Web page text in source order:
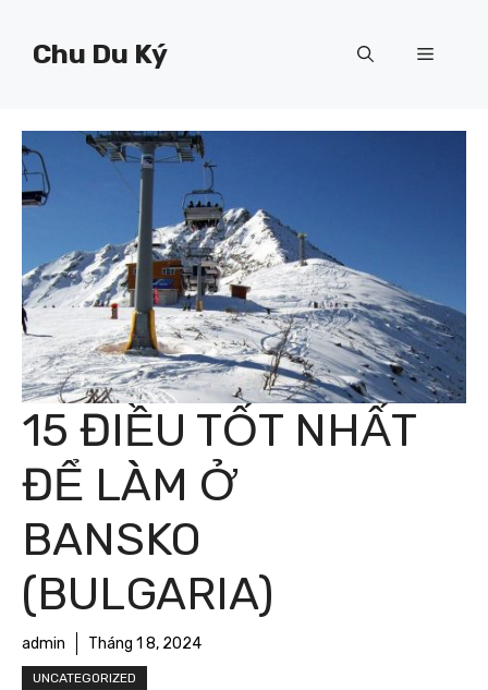
Chu Du Ký Menu
15 ĐIỀU TỐT NHẤT
ĐỂ LÀM Ở
BANSKO
(BULGARIA)
admin Tháng 1 8, 2024
UNCATEGORIZED